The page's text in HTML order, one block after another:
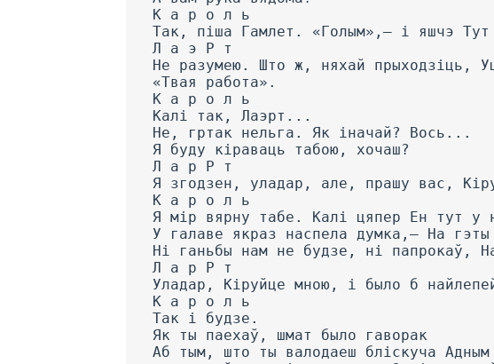
К а р о л ь
Так, піша Гамлет. «Голым»,— і яшчэ
Л а э Р т
He разумею. Што ж, няхай прыходзіць,
«Твая работа».
К а р о л ь
Калі так, Лаэрт...
He, гртак нельга. Як іначай? Вось...
Я буду кіраваць табою, хочаш?
Л а р Р т
Я згодзен, уладар, але, прашу вас,
К а р о л ь
Я мір вярну табе. Калі цяпер Ен тут у
У галаве якраз наспела думка,— На
Hi ганьбы нам не будзе, ні папрокаў,
Л а р Р т
Уладар, Кіруйце мною, і было б
К а р о л ь
Так і будзе.
Як ты паехаў, шмат было гаворак
Аб тым, што ты валодаеш бліскуча